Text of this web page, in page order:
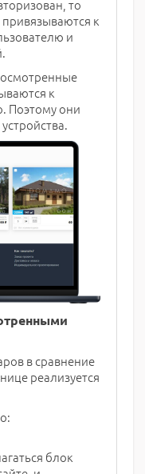
то
к
и
к
Поэтому они
в сравнение
реализуется
блок